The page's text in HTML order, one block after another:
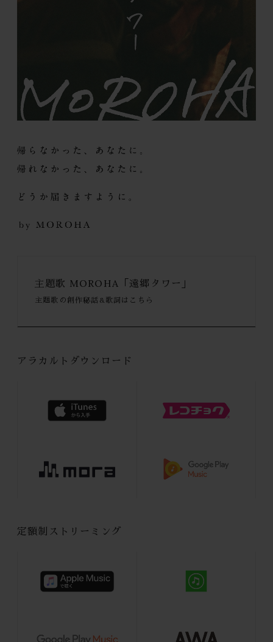
主題歌 MOROHA「遠郷タワー」
主題歌の創作秘話&歌詞はこちら
アラカルトダウンロード
定額制ストリーミング